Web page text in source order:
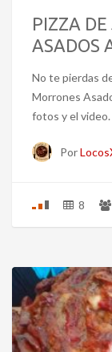
PIZZA
ASADOS
No te pierdas
Morrones
fotos y el video.
Por
8